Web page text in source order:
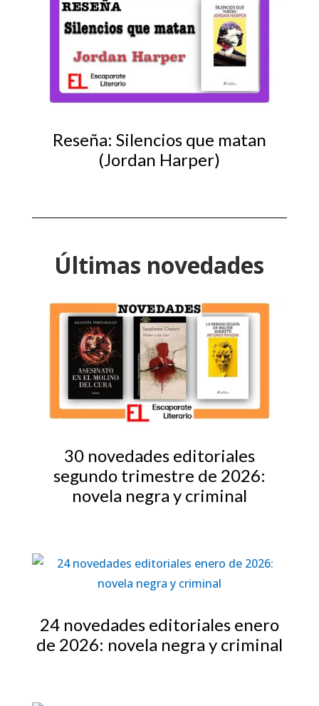
Reseña: Silencios que matan
(Jordan Harper)
Últimas novedades
30 novedades editoriales
segundo trimestre de 2026:
novela negra y criminal
24 novedades editoriales enero
de 2026: novela negra y criminal